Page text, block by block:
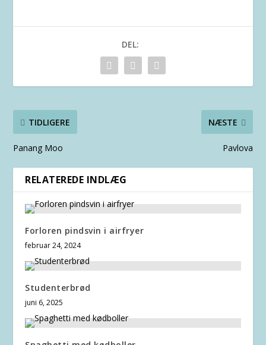
DEL:
TIDLIGERE
Panang Moo
NÆSTE
Pavlova
RELATEREDE INDLÆG
Forloren pindsvin i airfryer
februar 24, 2024
Studenterbrød
juni 6, 2025